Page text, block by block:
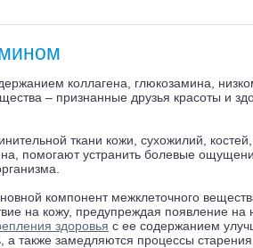
коллагена, глюкозамина,
– признанные друзья красоты и
ткани кожи, сухожилий,
помогают устранить болевые
компонент межклеточного
на кожу, предупреждая появление
здоровья с ее содержанием
а также замедляются процессы старения.